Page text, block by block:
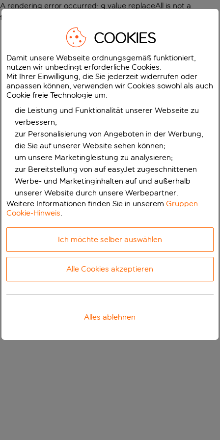
A rendering error occurred: g.value.replaceAll is not a
function
COOKIES
Damit unsere Webseite ordnungsgemäß funktioniert,
nutzen wir unbedingt erforderliche Cookies.
Mit Ihrer Einwilligung, die Sie jederzeit widerrufen oder
anpassen können, verwenden wir Cookies sowohl als auch
Cookie freie Technologie um:
die Leistung und Funktionalität unserer Webseite zu
verbessern;
zur Personalisierung von Angeboten in der Werbung,
die Sie auf unserer Website sehen können;
um unsere Marketingleistung zu analysieren;
zur Bereitstellung von auf easyJet zugeschnittenen
Werbe- und Marketinginhalten auf und außerhalb
unserer Website durch unsere Werbepartner.
Weitere Informationen finden Sie in unseremGruppen
Cookie-Hinweis.
Ich möchte selber auswählen
Alle Cookies akzeptieren
Alles ablehnen